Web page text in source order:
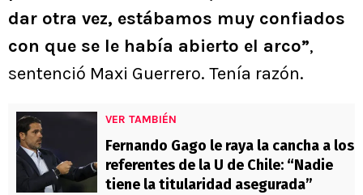
dar otra vez, estábamos muy confiados
con que se le había abierto el arco”,
sentenció Maxi Guerrero. Tenía razón.
VER TAMBIÉN
Fernando Gago le raya la cancha a los
referentes de la U de Chile: “Nadie
tiene la titularidad asegurada”